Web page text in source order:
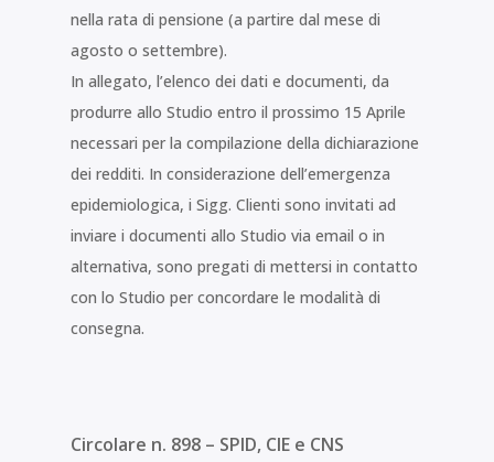
nella rata di pensione (a partire dal mese di
agosto o settembre).
In allegato, l’elenco dei dati e documenti, da
produrre allo Studio entro il prossimo 15 Aprile
necessari per la compilazione della dichiarazione
dei redditi. In considerazione dell’emergenza
epidemiologica, i Sigg. Clienti sono invitati ad
inviare i documenti allo Studio via email o in
alternativa, sono pregati di mettersi in contatto
con lo Studio per concordare le modalità di
consegna.
Circolare n. 898 – SPID, CIE e CNS